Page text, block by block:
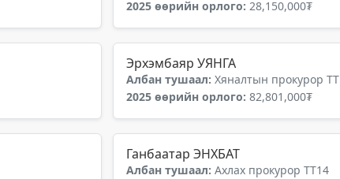
2025 өөрийн орлого: 28,150,000₮
Эрхэмбаяр УЯНГА
Албан тушаал: Хяналтын прокурор ТТ
2025 өөрийн орлого: 82,801,000₮
Ганбаатар ЭНХБАТ
Албан тушаал: Ахлах прокурор ТТ14